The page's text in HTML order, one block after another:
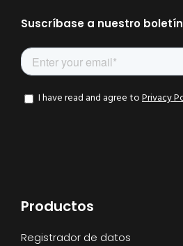
Suscríbase a nuestro boletín
Productos
Registrador de datos